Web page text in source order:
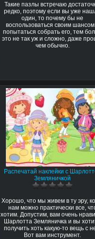
Такие пазлы встречаю
редко, поэтому если вы уже
один, то почему бы не
воспользоваться своим
попытаться собрать его, тем
это не так уж и сложно, даже
чем обычно.
Распечатай наклейки с
Земляничкой
Хорошо, что мы живем в ту эру,
нам можно практически все,
хотим. Допустим, вам очень
Шарлотта Земляничка и вы
получить хоть какую-то вещь с
Вот вам инструмент.